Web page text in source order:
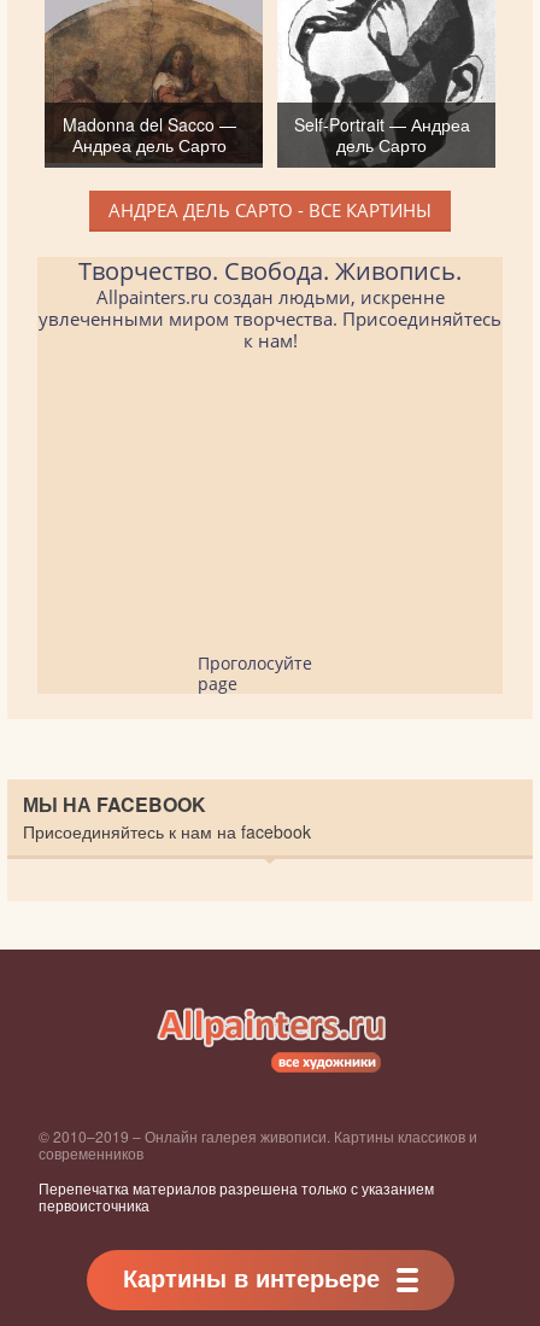
Madonna del Sacco —
Андреа дель Сарто
Self-Portrait — Андреа
дель Сарто
АНДРЕА ДЕЛЬ САРТО - ВСЕ КАРТИНЫ
Творчество. Свобода. Живопись.
Allpainters.ru создан людьми, искренне
увлеченными миром творчества. Присоединяйтесь
к нам!
Проголосуйте
page
МЫ НА FACEBOOK
Присоединяйтесь к нам на facebook
© 2010–2019 – Онлайн галерея живописи. Картины классиков и
современников
Перепечатка материалов разрешена только с указанием
первоисточника
Картины в интерьере